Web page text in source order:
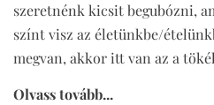
szeretnénk kicsit begubózni,
színt visz az életünkbe/
megvan, akkor itt van az a
Olvass tovább...